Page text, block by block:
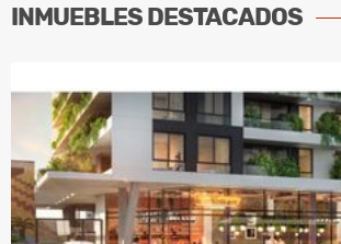
INMUEBLESDESTACADOS